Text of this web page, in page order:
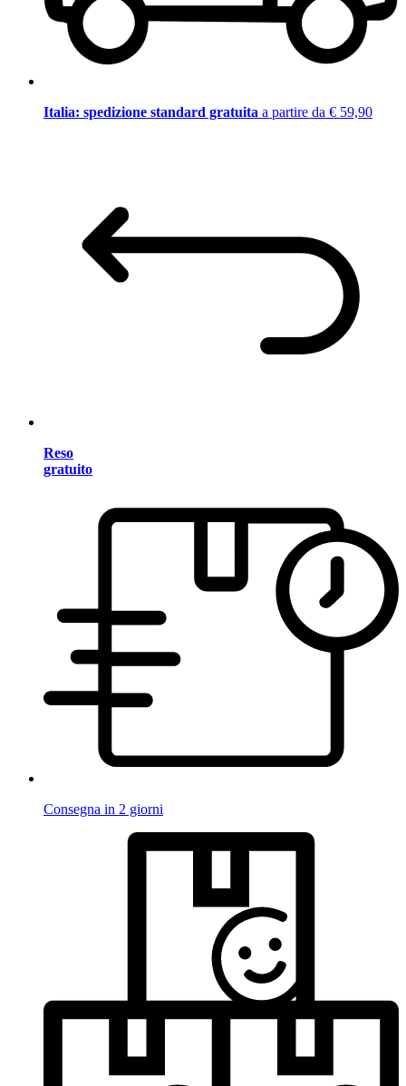
Italia: spedizione standard gratuita a partire da € 59,90
Reso
gratuito
Consegna in 2 giorni